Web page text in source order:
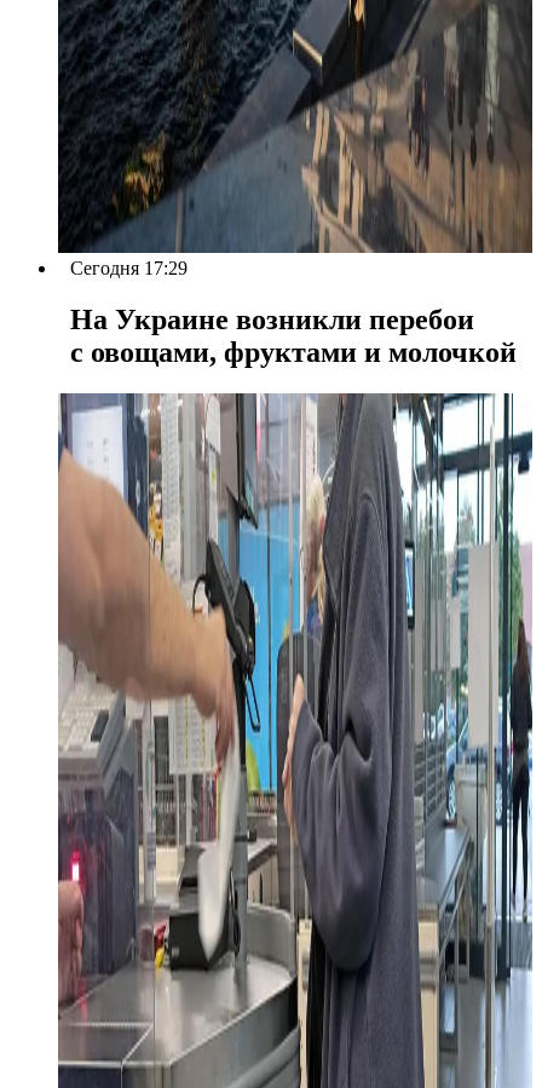
Сегодня 17:29
На Украине возникли перебои
с овощами, фруктами и молочкой